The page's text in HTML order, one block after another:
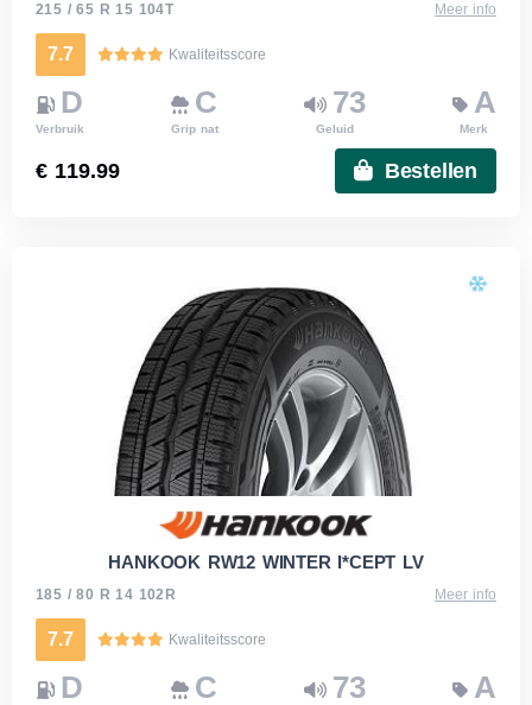
215 / 65 R 15 104T Meer info
7.7 Kwaliteitsscore
D
Verbruik
C
Grip nat
73
Geluid
A
Merk
€ 119.99 Bestellen
HANKOOK RW12 WINTER I*CEPT LV
185 / 80 R 14 102R Meer info
7.7 Kwaliteitsscore
D C 73 A